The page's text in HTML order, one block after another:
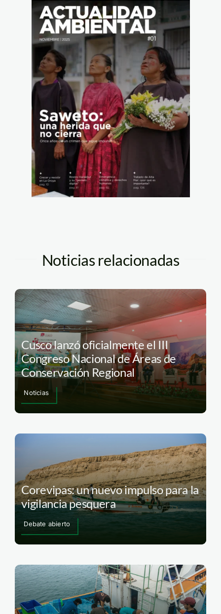
Noticias relacionadas
Cusco lanzó oficialmente el III
Congreso Nacional de Áreas de
Conservación Regional
Noticias
Corevipas: un nuevo impulso para la
vigilancia pesquera
Debate abierto